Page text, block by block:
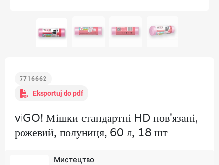
7716662
Eksportuj do pdf
viGO! Мішки стандартні HD пов'язані,
рожевий, полуниця, 60 л, 18 шт
Мистецтво